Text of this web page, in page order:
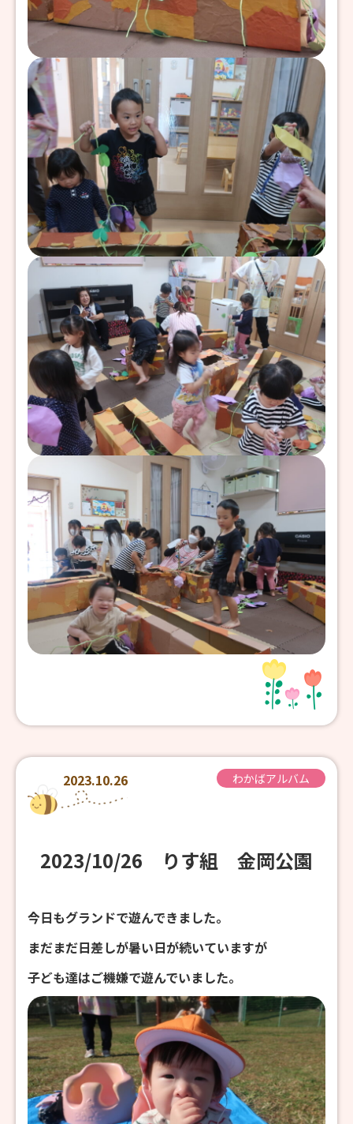
2023.10.26 わかばアルバム
2023/10/26 りす組 金岡公園
今日もグランドで遊んできました。
まだまだ日差しが暑い日が続いていますが
子ども達はご機嫌で遊んでいました。